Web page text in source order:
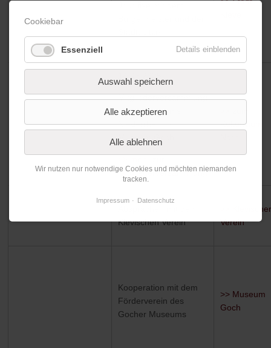
Mitgliederversammlung
des Kulturraums
Niederrhein im
Museum Goch
Mitgliederversammlung
Kulturraum
Klevischen Verein
>>
Verein
Kooperation mit dem
Förderverein des
Gocher Museums
>> Museum
Goch
Cookiebar
Essenziell Details einblenden
Auswahl speichern
Alle akzeptieren
Alle ablehnen
Wir nutzen nur notwendige Cookies und möchten niemanden
tracken.
Impressum Datenschutz